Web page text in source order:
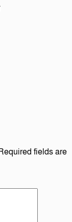
fields are